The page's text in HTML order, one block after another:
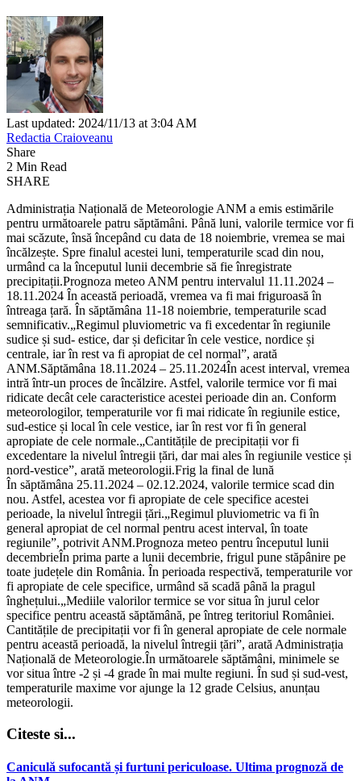
Last updated: 2024/11/13 at 3:04 AM
Redactia Craioveanu
Share
2 Min Read
SHARE
Administrația Națională de Meteorologie ANM a emis estimările
pentru următoarele patru săptămâni. Până luni, valorile termice vor fi
mai scăzute, însă începând cu data de 18 noiembrie, vremea se mai
încălzește. Spre finalul acestei luni, temperaturile scad din nou,
urmând ca la începutul lunii decembrie să fie înregistrate
precipitații.Prognoza meteo ANM pentru intervalul 11.11.2024 –
18.11.2024 În această perioadă, vremea va fi mai friguroasă în
întreaga țară. În săptămâna 11-18 noiembrie, temperaturile scad
semnificativ.„Regimul pluviometric va fi excedentar în regiunile
sudice și sud- estice, dar și deficitar în cele vestice, nordice și
centrale, iar în rest va fi apropiat de cel normal”, arată
ANM.Săptămâna 18.11.2024 – 25.11.2024În acest interval, vremea
intră într-un proces de încălzire. Astfel, valorile termice vor fi mai
ridicate decât cele caracteristice acestei perioade din an. Conform
meteorologilor, temperaturile vor fi mai ridicate în regiunile estice,
sud-estice și local în cele vestice, iar în rest vor fi în general
apropiate de cele normale.„Cantitățile de precipitații vor fi
excedentare la nivelul întregii țări, dar mai ales în regiunile vestice și
nord-vestice”, arată meteorologii.Frig la final de lună
În săptămâna 25.11.2024 – 02.12.2024, valorile termice scad din
nou. Astfel, acestea vor fi apropiate de cele specifice acestei
perioade, la nivelul întregii țări.„Regimul pluviometric va fi în
general apropiat de cel normal pentru acest interval, în toate
regiunile”, potrivit ANM.Prognoza meteo pentru începutul lunii
decembrieÎn prima parte a lunii decembrie, frigul pune stăpânire pe
toate județele din România. În perioada respectivă, temperaturile vor
fi apropiate de cele specifice, urmând să scadă până la pragul
înghețului.„Mediile valorilor termice se vor situa în jurul celor
specifice pentru această săptămână, pe întreg teritoriul României.
Cantitățile de precipitații vor fi în general apropiate de cele normale
pentru această perioadă, la nivelul întregii țări”, arată Administrația
Națională de Meteorologie.În următoarele săptămâni, minimele se
vor situa între -2 și -4 grade în mai multe regiuni. În sud și sud-vest,
temperaturile maxime vor ajunge la 12 grade Celsius, anunțau
meteorologii.
Citeste si...
Caniculă sufocantă și furtuni periculoase. Ultima prognoză de